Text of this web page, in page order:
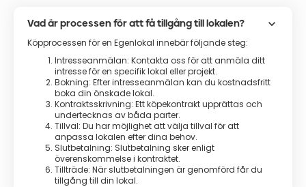
Vad är processen för att få tillgång till lokalen? keyboard_arrow_down
Köpprocessen för en Egenlokal innebär följande steg:
Intresseanmälan: Kontakta oss för att anmäla ditt
intresse för en specifik lokal eller projekt.
Bokning: Efter intresseanmälan kan du kostnadsfritt
boka din önskade lokal.
Kontraktsskrivning: Ett köpekontrakt upprättas och
undertecknas av båda parter.
Tillval: Du har möjlighet att välja tillval för att
anpassa lokalen efter dina behov.
Slutbetalning: Slutbetalning sker enligt
överenskommelse i kontraktet.
Tillträde: När slutbetalningen är genomförd får du
tillgång till din lokal.